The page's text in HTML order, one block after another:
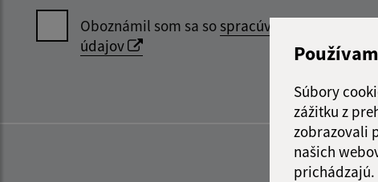
Súbory
zážitku z
zobrazovali
našich
prichádzajú.
Oboznámil som sa sospracúvaním osobných
údajov